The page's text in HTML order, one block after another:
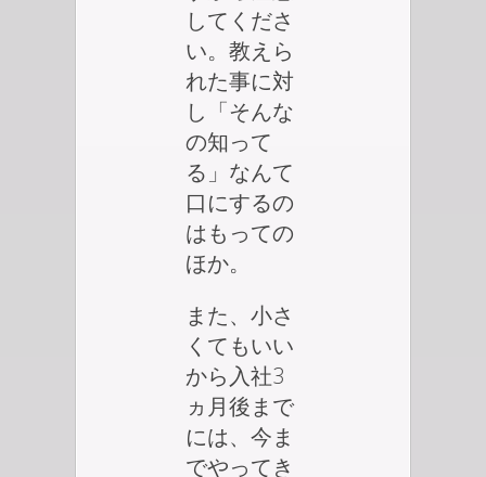
してくださ
い。教えら
れた事に対
し「そんな
の知って
る」なんて
口にするの
はもっての
ほか。
また、小さ
くてもいい
から入社3
ヵ月後まで
には、今ま
でやってき